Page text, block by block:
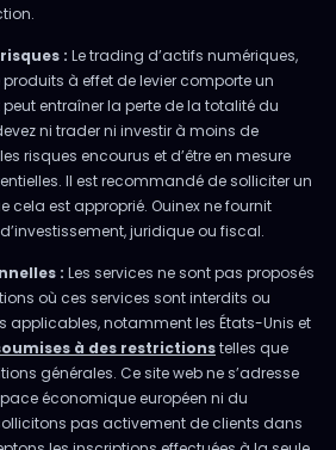
: Le trading d’actifs numériques,
à effet de levier comporte un
entraîner la perte de la totalité du
ni trader ni investir à moins de
risques encourus et d’être en mesure
Il est recommandé de solliciter un
cela est approprié. Ouinex ne fournit
juridique ou fiscal.
: Les services ne sont pas proposés
où ces services sont interdits ou
applicables, notamment les États-Unis et
à des restrictionstelles que
générales. Ce site web ne s’adresse
économique européen ni du
pas activement de clients dans